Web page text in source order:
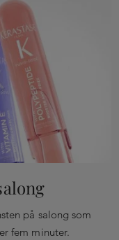
på salong som
fem minuter.